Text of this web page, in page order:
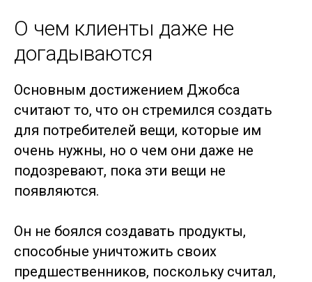
О чем клиенты даже не
догадываются
Основным достижением Джобса
считают то, что он стремился создать
для потребителей вещи, которые им
очень нужны, но о чем они даже не
подозревают, пока эти вещи не
появляются.
Он не боялся создавать продукты,
способные уничтожить своих
предшественников, поскольку считал,